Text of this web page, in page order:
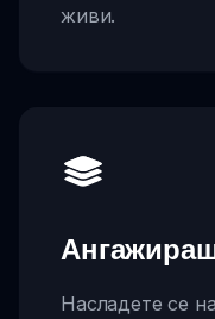
живи.
Насладете се